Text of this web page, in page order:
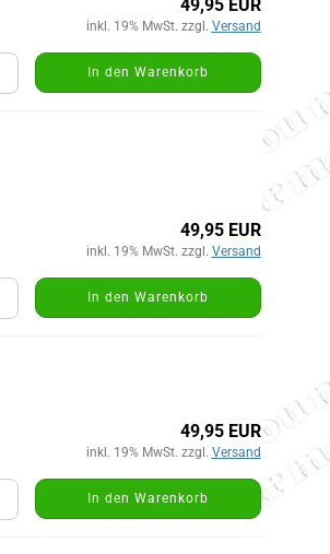
49,95 EUR
inkl. 19% MwSt. zzgl. Versand
In den Warenkorb
49,95 EUR
inkl. 19% MwSt. zzgl. Versand
In den Warenkorb
49,95 EUR
inkl. 19% MwSt. zzgl. Versand
In den Warenkorb